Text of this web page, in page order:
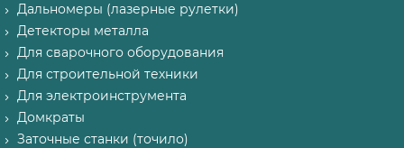
Дальномеры (лазерные рулетки)
Детекторы металла
Для сварочного оборудования
Для строительной техники
Для электроинструмента
Домкраты
Заточные станки (точило)